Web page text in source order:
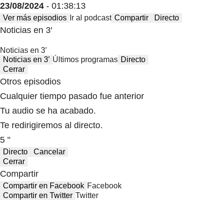
23/08/2024 - 01:38:13
Ver más episodios Ir al podcast Compartir Directo
Noticias en 3′
Noticias en 3′
Noticias en 3′ Últimos programas Directo
Cerrar
Otros episodios
Cualquier tiempo pasado fue anterior
Tu audio se ha acabado.
Te redirigiremos al directo.
5 "
Directo
Cancelar
Cerrar
Compartir
Compartir en Facebook Facebook
Compartir en Twitter Twitter